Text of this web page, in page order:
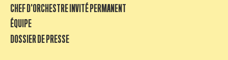
CHEF D’ORCHESTRE INVITÉ PERMANENT
ÉQUIPE
DOSSIER DE PRESSE